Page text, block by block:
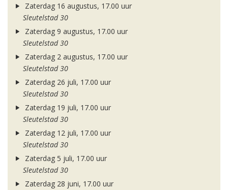
Zaterdag 16 augustus, 17.00 uur
Sleutelstad 30
Zaterdag 9 augustus, 17.00 uur
Sleutelstad 30
Zaterdag 2 augustus, 17.00 uur
Sleutelstad 30
Zaterdag 26 juli, 17.00 uur
Sleutelstad 30
Zaterdag 19 juli, 17.00 uur
Sleutelstad 30
Zaterdag 12 juli, 17.00 uur
Sleutelstad 30
Zaterdag 5 juli, 17.00 uur
Sleutelstad 30
Zaterdag 28 juni, 17.00 uur